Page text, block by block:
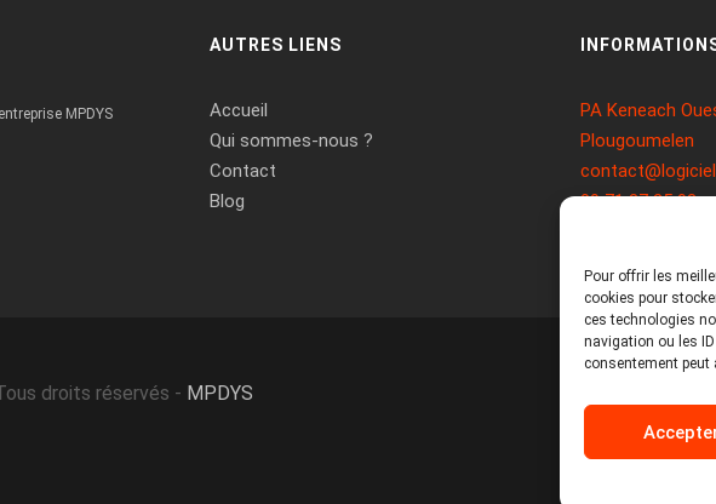
Pour offrir les
cookies pour
ces technologies
navigation ou les
consentement
MPDYS
AUTRES LIENS
Accueil
Qui sommes-nous ?
Contact
Blog
PA Keneach
Plougoumelen
09 71 37 25 93
droits réservés - MPDYS